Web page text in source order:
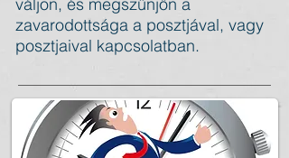
zavarodottsága a posztjával, vagy
posztjaival kapcsolatban.